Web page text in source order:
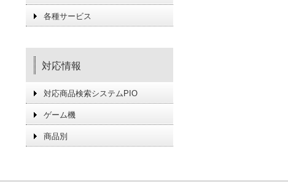
各種サービス
対応情報
対応商品検索システムPIO
ゲーム機
商品別